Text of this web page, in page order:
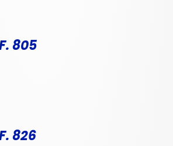
805
826